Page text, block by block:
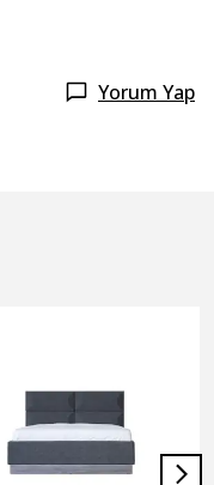
Yorum Yap